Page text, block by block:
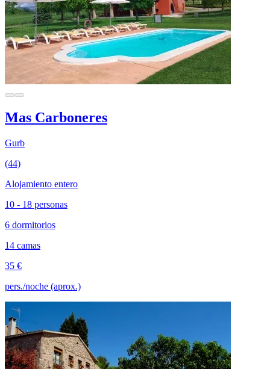
Mas Carboneres
Gurb
(44)
Alojamiento entero
10 - 18 personas
6 dormitorios
14 camas
35 €
pers./noche (aprox.)